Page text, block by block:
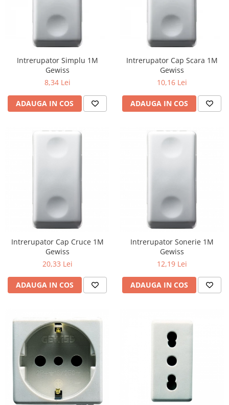
Cutii Sigurante
Sigurante Automate
Gama Legrand
Gama Noark
Accesorii Tablou-Sigurante
Contor Curent
Relee de comanda si supraveghere
Trasee Cabluri / Accesorii
Jgheaburi Metalice Perforate
Bandă Izolier
Doze Electrice
Aparataj Smart
Intrerupatoare Touch / Standard
German
Intrerupatoare Touch / Standard
Prize Schuko - TV / Date / Media
Prize + Intrerupatoare
Prize
Living Now With Netatmo
Prize si Intrerupatoare
Aparataj Aplicat
Intrerupator Simplu 1M
Gewiss
8,34 Lei
ADAUGA IN COS
Intrerupator Cap Scara 1M
Gewiss
10,16 Lei
ADAUGA IN COS
Intrerupator Cap Cruce 1M
Gewiss
20,33 Lei
ADAUGA IN COS
Intrerupator Sonerie 1M
Gewiss
12,19 Lei
ADAUGA IN COS